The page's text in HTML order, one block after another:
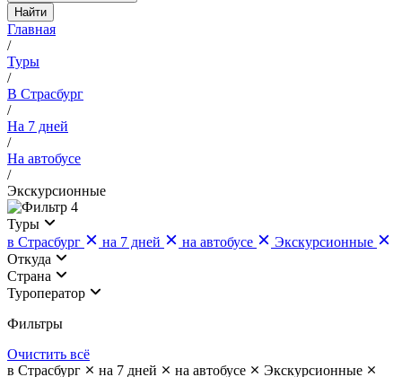
Найти
Главная
/
Туры
/
В Страсбург
/
На 7 дней
/
На автобусе
/
Экскурсионные
4
Туры
в Страсбург
на 7 дней на автобусе
Экскурсионные
Откуда
Страна
Туроператор
Фильтры
Очистить всё
в Страсбург
на 7 дней на автобусе
Экскурсионные